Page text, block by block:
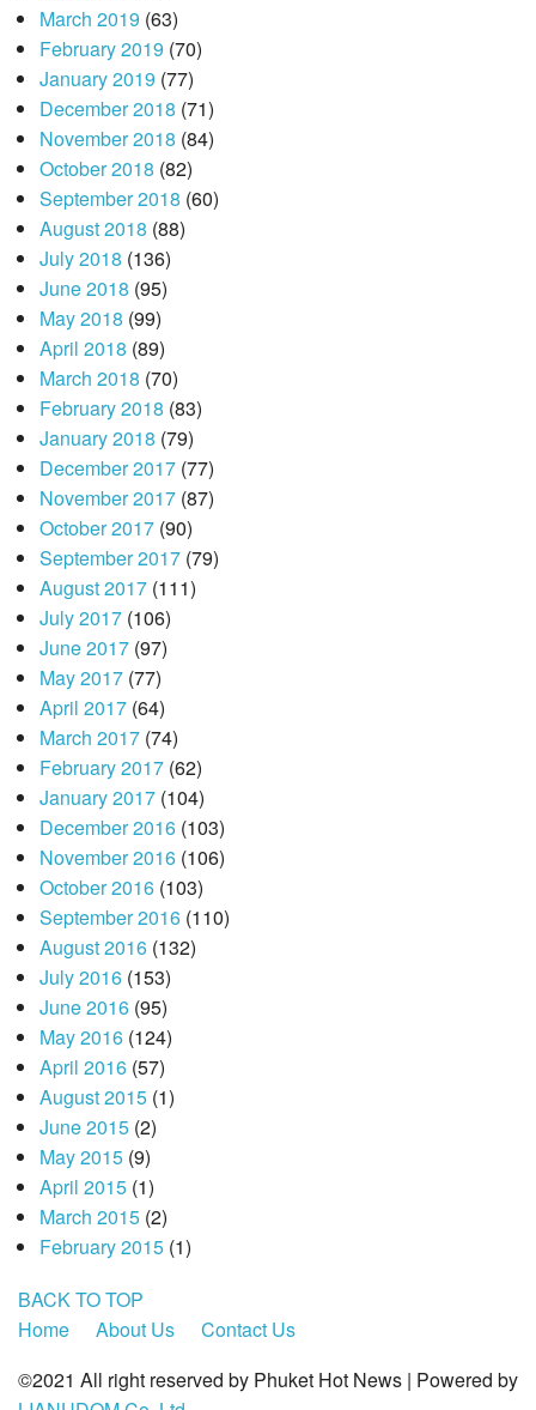
March 2019 (63)
February 2019 (70)
January 2019 (77)
December 2018 (71)
November 2018 (84)
October 2018 (82)
September 2018 (60)
August 2018 (88)
July 2018 (136)
June 2018 (95)
May 2018 (99)
April 2018 (89)
March 2018 (70)
February 2018 (83)
January 2018 (79)
December 2017(77)
November 2017(87)
October 2017(90)
September 2017(79)
August 2017(111)
July 2017(106)
June 2017(97)
May 2017(77)
April 2017(64)
March 2017(74)
February 2017(62)
January 2017(104)
December 2016(103)
November 2016(106)
October 2016(103)
September 2016(110)
August 2016(132)
July 2016(153)
June 2016(95)
May 2016(124)
April 2016(57)
August 2015(1)
June 2015(2)
May 2015(9)
April 2015(1)
March 2015(2)
February 2015(1)
BACK TO TOP
Home
About Us
Contact Us
©2021 All right reserved by Phuket Hot News | Powered by